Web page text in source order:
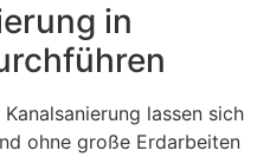
in
lassen sich
ohne große Erdarbeiten